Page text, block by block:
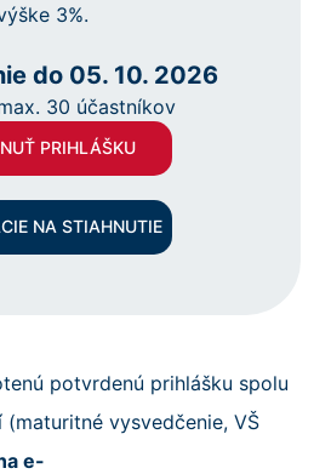
3%.
do 05. 10. 2026
30 účastníkov
PRIHLÁŠKU
NA STIAHNUTIE
potvrdenú prihlášku spolu
vysvedčenie, VŠ
e-